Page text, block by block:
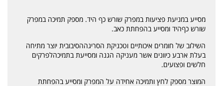
מסייע במניעת פציעות במפרק שורש כף היד. מספק תמיכה במפרק
שורש כףהיד ומסייע בהפחתת כאב.
השילוב של חומרים איכותיים וטכניקת הסריגההסיבובית יוצר מתיחה
בעלת ארבע כיוונים אשר מעניקה הגנה ומסייעת בתמיכהלפרקים
חלשים ופצועים.
המוצר מספק לחץ ותמיכה אחידה על המפרק ומסייע בהפחתת